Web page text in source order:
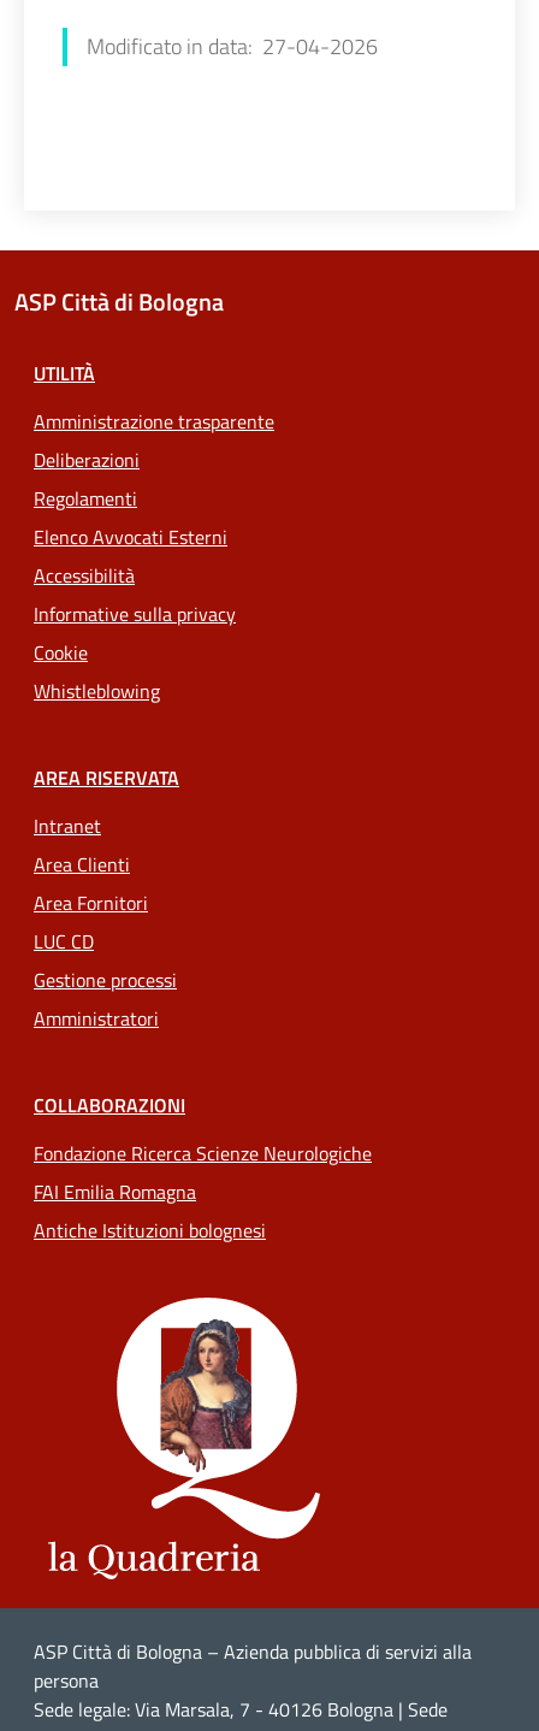
Modificato in data: 27-04-2026
ASP Città di Bologna
UTILITÀ
Amministrazione trasparente
Deliberazioni
Regolamenti
Elenco Avvocati Esterni
Accessibilità
Informative sulla privacy
Cookie
Whistleblowing
AREA RISERVATA
Intranet
Area Clienti
Area Fornitori
LUC CD
Gestione processi
Amministratori
COLLABORAZIONI
Fondazione Ricerca Scienze Neurologiche
FAI Emilia Romagna
Antiche Istituzioni bolognesi
ASP Città di Bologna – Azienda pubblica di servizi alla
persona
Sede legale: Via Marsala, 7 - 40126 Bologna | Sede